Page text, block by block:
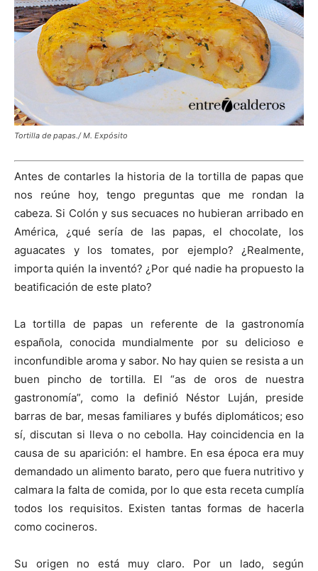
Tortilla de papas./ M. Expósito
Antes de contarles la historia de la tortilla de papas que
nos reúne hoy, tengo preguntas que me rondan la
cabeza. Si Colón y sus secuaces no hubieran arribado en
América, ¿qué sería de las papas, el chocolate, los
aguacates y los tomates, por ejemplo? ¿Realmente,
importa quién la inventó? ¿Por qué nadie ha propuesto la
beatificación de este plato?
La tortilla de papas un referente de la gastronomía
española, conocida mundialmente por su delicioso e
inconfundible aroma y sabor. No hay quien se resista a un
buen pincho de tortilla. El “as de oros de nuestra
gastronomía”, como la definió Néstor Luján, preside
barras de bar, mesas familiares y bufés diplomáticos; eso
sí, discutan si lleva o no cebolla. Hay coincidencia en la
causa de su aparición: el hambre. En esa época era muy
demandado un alimento barato, pero que fuera nutritivo y
calmara la falta de comida, por lo que esta receta cumplía
todos los requisitos. Existen tantas formas de hacerla
como cocineros.
Su origen no está muy claro. Por un lado, según